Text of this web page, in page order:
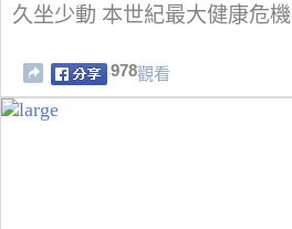
久坐少動 本世紀最大健康危機
978觀看